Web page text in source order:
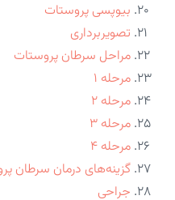
بیوپسی پروستات
تصویربرداری
مراحل سرطان پروستات
مرحله ۱
مرحله ۲
مرحله ۳
مرحله ۴
گزینه‌های درمان سرطان
جراحی